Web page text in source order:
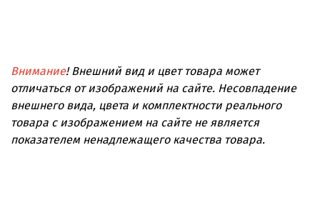
Внимание! Внешний вид и цвет товара может
отличаться от изображений на сайте. Несовпадение
внешнего вида, цвета и комплектности реального
товара с изображением на сайте не является
показателем ненадлежащего качества товара.